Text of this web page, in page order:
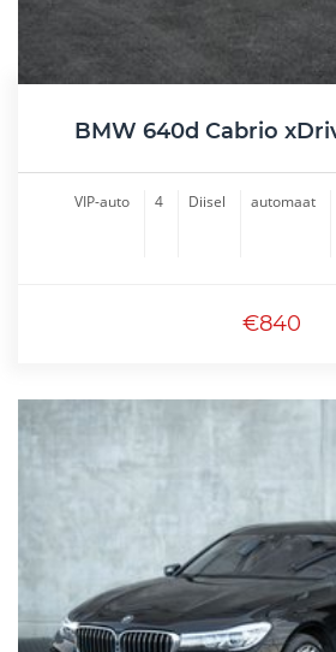
BMW 640d Cabrio
VIP-auto 4 Diisel automaat
€840